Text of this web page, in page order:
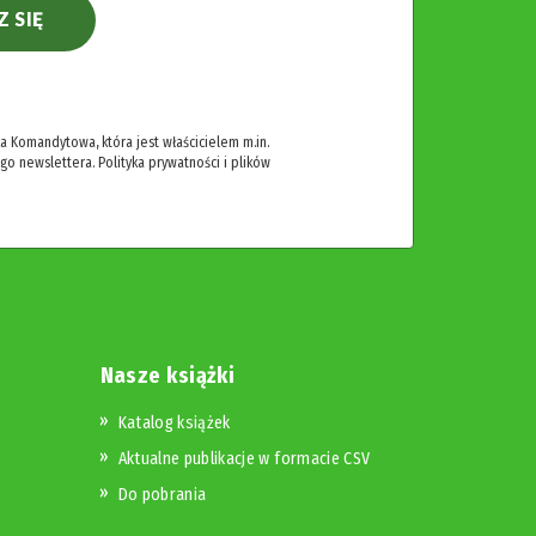
SIĘ
która jest właścicielem m.in.
newslettera. Polityka prywatności i plików
Nasze książki
Katalog książek
Aktualne publikacje w formacie CSV
Do pobrania